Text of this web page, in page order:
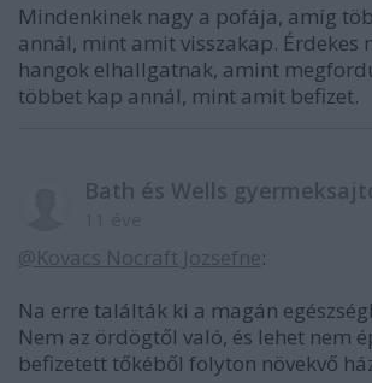
Mindenkinek nagy a pofája, amíg
annál, mint amit visszakap. Érdekes
hangok elhallgatnak, amint
többet kap annál, mint amit befizet.
Bath és Wells
@Kovacs Nocraft Jozsefne:
Na erre találták ki a magán
Nem az ördögtől való, és lehet nem
befizetett tőkéből folyton növekvő